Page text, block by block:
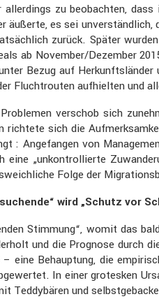
zu beobachten,
äußerte, es sei
zurück. Später
ab November/Dezember
Bezug auf
Flucht­routen aufhielten und
verschob sich
richtete sich die
: Angefangen von
eine „unkon­trol­lierte
Folge der
wird „Schutz vor
Stimmung“, womit das
und die Prognose durch
eine Behaup­tung, die
In einer grotesken
Teddy­bären und